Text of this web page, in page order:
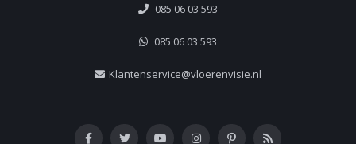
085 06 03 593
085 06 03 593
Klantenservice@vloerenvisie.nl